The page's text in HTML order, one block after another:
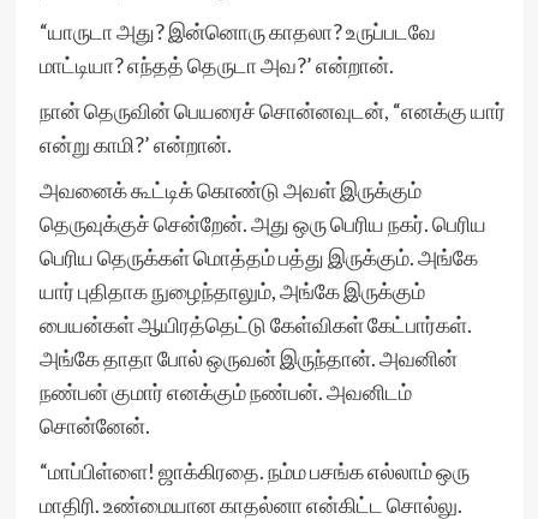
“யாருடா அது? இன்னொரு காதலா? உருப்படவே
மாட்டியா? எந்தத் தெருடா அவ?’ என்றான்.
நான் தெருவின் பெயரைச் சொன்னவுடன், “எனக்கு யார்
என்று காமி?’ என்றான்.
அவனைக் கூட்டிக் கொண்டு அவள் இருக்கும்
தெருவுக்குச் சென்றேன். அது ஒரு பெரிய நகர். பெரிய
பெரிய தெருக்கள் மொத்தம் பத்து இருக்கும். அங்கே
யார் புதிதாக நுழைந்தாலும், அங்கே இருக்கும்
பையன்கள் ஆயிரத்தெட்டு கேள்விகள் கேட்பார்கள்.
அங்கே தாதா போல் ஒருவன் இருந்தான். அவனின்
நண்பன் குமார் எனக்கும் நண்பன். அவனிடம்
சொன்னேன்.
“மாப்பிள்ளை! ஜாக்கிரதை. நம்ம பசங்க எல்லாம் ஒரு
மாதிரி. உண்மையான காதல்னா என்கிட்ட சொல்லு.